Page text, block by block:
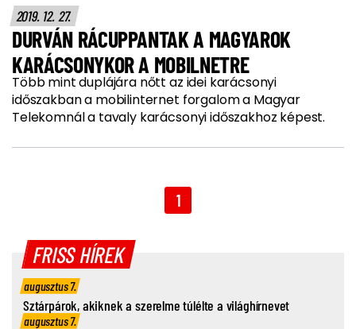
2019. 12. 27.
DURVÁN RÁCUPPANTAK A MAGYAROK
KARÁCSONYKOR A MOBILNETRE
Több mint duplájára nőtt az idei karácsonyi
időszakban a mobilinternet forgalom a Magyar
Telekomnál a tavaly karácsonyi időszakhoz képest.
1
FRISS HÍREK
augusztus 7.
Sztárpárok, akiknek a szerelme túlélte a világhírnevet
augusztus 7.